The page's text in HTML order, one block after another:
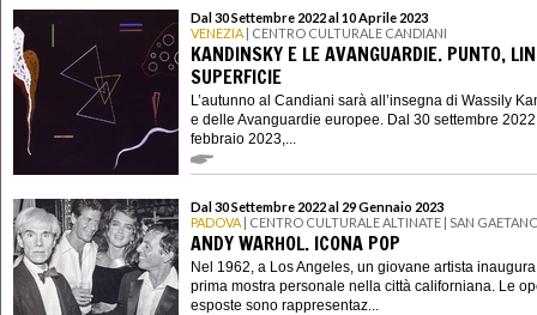
Dal 30 Settembre 2022 al 10 Aprile 2023
VENEZIA | CENTRO CULTURALE CANDIANI
KANDINSKY E LE AVANGUARDIE. PUNTO,
SUPERFICIE
L’autunno al Candiani sarà all’insegna di Wassily
e delle Avanguardie europee. Dal 30 settembre
febbraio 2023,...
Dal 30 Settembre 2022 al 29 Gennaio 2023
PADOVA | CENTRO CULTURALE ALTINATE | SAN
ANDY WARHOL. ICONA POP
Nel 1962, a Los Angeles, un giovane artista
prima mostra personale nella città californiana. Le
esposte sono rappresentaz...